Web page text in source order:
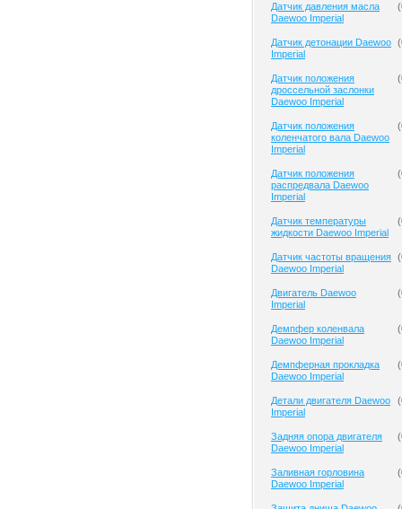
Датчик давления масла
Daewoo Imperial
(
Датчик детонации Daewoo
Imperial
(
Датчик положения
дроссельной заслонки
Daewoo Imperial
(
Датчик положения
коленчатого вала Daewoo
Imperial
(
Датчик положения
распредвала Daewoo
Imperial
(
Датчик температуры
жидкости Daewoo Imperial
(
Датчик частоты вращения
Daewoo Imperial
(
Двигатель Daewoo
Imperial
(
Демпфер коленвала
Daewoo Imperial
(
Демпферная прокладка
Daewoo Imperial
(
Детали двигателя Daewoo
Imperial
(
Задняя опора двигателя
Daewoo Imperial
(
Заливная горловина
Daewoo Imperial
(